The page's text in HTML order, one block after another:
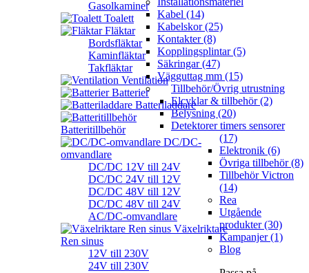
Gasolkaminer
Toalett
Fläktar
Bordsfläktar
Kaminfläktar
Takfläktar
Ventilation
Batterier
Batteriladdare
Batteritillbehör
DC/DC-
omvandlare
DC/DC 12V till 24V
DC/DC 24V till 12V
DC/DC 48V till 12V
DC/DC 48V till 24V
AC/DC-omvandlare
Växelriktare
Ren sinus
12V till 230V
24V till 230V
Kabel (14)
Kabelskor (25)
Kontakter (8)
Kopplingsplintar (5)
Säkringar (47)
Vägguttag mm (15)
Tillbehör/Övrig utrustning
Elcyklar & tillbehör (2)
Belysning (20)
Detektorer timers sensorer
(17)
Elektronik (6)
Övriga tillbehör (8)
Tillbehör Victron
(14)
Rea
Utgående
produkter (30)
Kampanjer (1)
Blog